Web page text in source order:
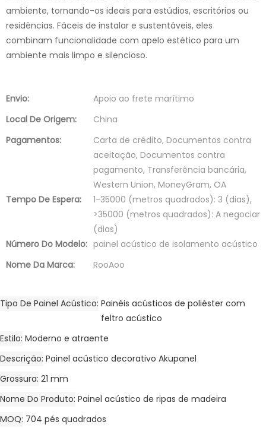
ambiente, tornando-os ideais para estúdios, escritórios ou
residências. Fáceis de instalar e sustentáveis, eles
combinam funcionalidade com apelo estético para um
ambiente mais limpo e silencioso.
Envio:
Apoio ao frete marítimo
Local De Origem:
China
Pagamentos:
Carta de crédito, Documentos contra
aceitação, Documentos contra
pagamento, Transferência bancária,
Western Union, MoneyGram, OA
Tempo De Espera:
1-35000 (metros quadrados): 3 (dias),
>35000 (metros quadrados): A negociar
(dias)
Número Do Modelo: painel acústico de isolamento acústico
Nome Da Marca:
RooAoo
Tipo De Painel Acústico Painéis acústicos de poliéster com
feltro acústico
Estilo Moderno e atraente
Descrição Painel acústico decorativo Akupanel
Grossura 21 mm
Nome Do Produto Painel acústico de ripas de madeira
MOQ 704 pés quadrados